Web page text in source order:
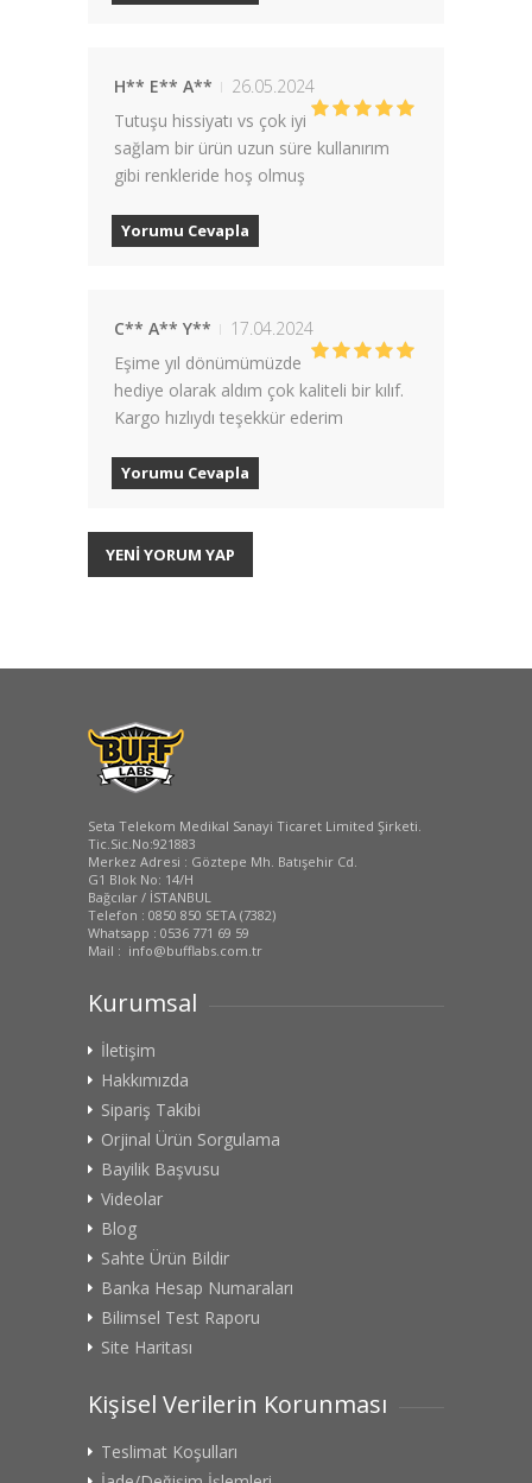
H** E** A**
26.05.2024
Tutuşu hissiyatı vs çok iyi
sağlam bir ürün uzun süre kullanırım
gibi renkleride hoş olmuş
Yorumu Cevapla
C** A** Y**
17.04.2024
Eşime yıl dönümümüzde
hediye olarak aldım çok kaliteli bir kılıf.
Kargo hızlıydı teşekkür ederim
Yorumu Cevapla
YENİ YORUM YAP
Seta Telekom Medikal Sanayi Ticaret Limited Şirketi.
Tic.Sic.No:921883
Merkez Adresi : Göztepe Mh. Batışehir Cd.
G1 Blok No: 14/H
Bağcılar / İSTANBUL
Telefon : 0850 850 SETA (7382)
Whatsapp : 0536 771 69 59
Mail : info@bufflabs.com.tr
Kurumsal
İletişim
Hakkımızda
Sipariş Takibi
Orjinal Ürün Sorgulama
Bayilik Başvusu
Videolar
Blog
Sahte Ürün Bildir
Banka Hesap Numaraları
Bilimsel Test Raporu
Site Haritası
Kişisel Verilerin Korunması
Teslimat Koşulları